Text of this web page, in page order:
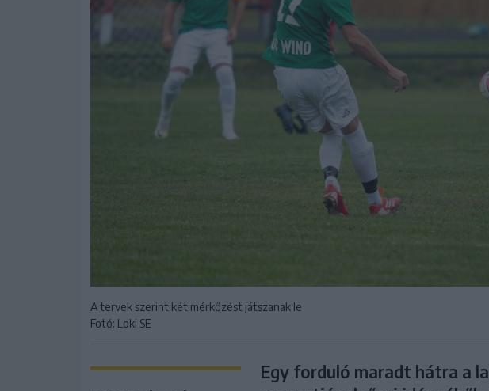
A tervek szerint két mérkőzést játszanak le
Fotó: Loki SE
Egy forduló maradt hátra a